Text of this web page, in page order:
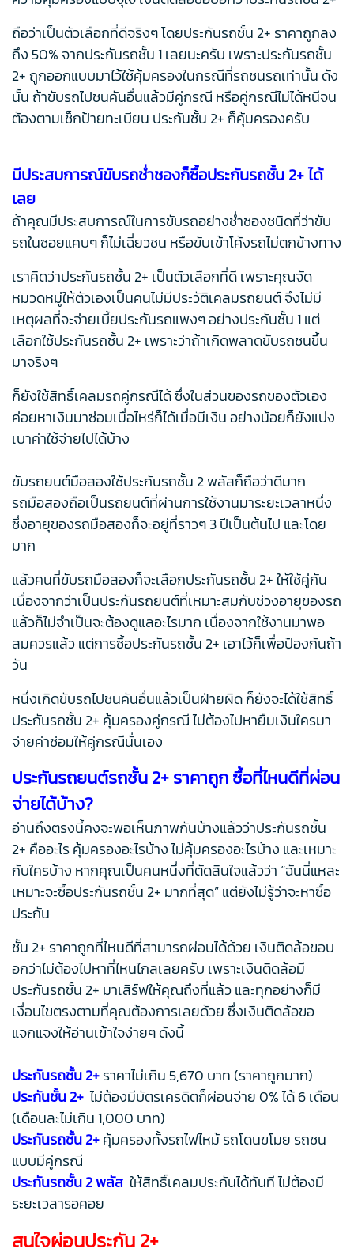
ถือว่าเป็นตัวเลือกที่ดีจริงๆ โดยประกันรถชั้น 2+ ราคาถูกลง
ถึง 50% จากประกันรถชั้น 1 เลยนะครับ เพราะประกันรถชั้น
2+ ถูกออกแบบมาไว้ใช้คุ้มครองในกรณีที่รถชนรถเท่านั้น ดัง
นั้น ถ้าขับรถไปชนคันอื่นแล้วมีคู่กรณี หรือคู่กรณีไม่ได้หนีจน
ต้องตามเช็กป้ายทะเบียน ประกันชั้น 2+ ก็คุ้มครองครับ
มีประสบการณ์ขับรถช่ำชองก็ซื้อประกันรถชั้น 2+ ได้
เลย
ถ้าคุณมีประสบการณ์ในการขับรถอย่างช่ำชองชนิดที่ว่าขับ
รถในซอยแคบๆ ก็ไม่เฉี่ยวชน หรือขับเข้าโค้งรถไม่ตกข้างทาง
เราคิดว่าประกันรถชั้น 2+ เป็นตัวเลือกที่ดี เพราะคุณจัด
หมวดหมู่ให้ตัวเองเป็นคนไม่มีประวัติเคลมรถยนต์ จึงไม่มี
เหตุผลที่จะจ่ายเบี้ยประกันรถแพงๆ อย่างประกันชั้น 1 แต่
เลือกใช้ประกันรถชั้น 2+ เพราะว่าถ้าเกิดพลาดขับรถชนขึ้น
มาจริงๆ
ก็ยังใช้สิทธิ์เคลมรถคู่กรณีได้ ซึ่งในส่วนของรถของตัวเอง
ค่อยหาเงินมาซ่อมเมื่อไหร่ก็ได้เมื่อมีเงิน อย่างน้อยก็ยังแบ่ง
เบาค่าใช้จ่ายไปได้บ้าง
ขับรถยนต์มือสองใช้ประกันรถชั้น 2 พลัสก็ถือว่าดีมาก
รถมือสองถือเป็นรถยนต์ที่ผ่านการใช้งานมาระยะเวลาหนึ่ง
ซึ่งอายุของรถมือสองก็จะอยู่ที่ราวๆ 3 ปีเป็นต้นไป และโดย
มาก
แล้วคนที่ขับรถมือสองก็จะเลือกประกันรถชั้น 2+ ให้ใช้คู่กัน
เนื่องจากว่าเป็นประกันรถยนต์ที่เหมาะสมกับช่วงอายุของรถ
แล้วก็ไม่จำเป็นจะต้องดูแลอะไรมาก เนื่องจากใช้งานมาพอ
สมควรแล้ว แต่การซื้อประกันรถชั้น 2+ เอาไว้ก็เพื่อป้องกันถ้า
วัน
หนึ่งเกิดขับรถไปชนคันอื่นแล้วเป็นฝ่ายผิด ก็ยังจะได้ใช้สิทธิ์
ประกันรถชั้น 2+ คุ้มครองคู่กรณี ไม่ต้องไปหายืมเงินใครมา
จ่ายค่าซ่อมให้คู่กรณีนั่นเอง
ประกันรถยนต์รถชั้น 2+ ราคาถูก ซื้อที่ไหนดีที่ผ่อน
จ่ายได้บ้าง?
อ่านถึงตรงนี้คงจะพอเห็นภาพกันบ้างแล้วว่าประกันรถชั้น
2+ คืออะไร คุ้มครองอะไรบ้าง ไม่คุ้มครองอะไรบ้าง และเหมาะ
กับใครบ้าง หากคุณเป็นคนหนึ่งที่ตัดสินใจแล้วว่า “ฉันนี่แหละ
เหมาะจะซื้อประกันรถชั้น 2+ มากที่สุด” แต่ยังไม่รู้ว่าจะหาซื้อ
ประกัน
ชั้น 2+ ราคาถูกที่ไหนดีที่สามารถผ่อนได้ด้วย เงินติดล้อขอบ
อกว่าไม่ต้องไปหาที่ไหนไกลเลยครับ เพราะเงินติดล้อมี
ประกันรถชั้น 2+ มาเสิร์ฟให้คุณถึงที่แล้ว และทุกอย่างก็มี
เงื่อนไขตรงตามที่คุณต้องการเลยด้วย ซึ่งเงินติดล้อขอ
แจกแจงให้อ่านเข้าใจง่ายๆ ดังนี้
ประกันรถชั้น 2+ราคาไม่เกิน 5,670 บาท (ราคาถูกมาก)
ประกันชั้น 2+ ไม่ต้องมีบัตรเครดิตก็ผ่อนจ่าย 0% ได้ 6 เดือน
(เดือนละไม่เกิน 1,000 บาท)
ประกันรถชั้น 2+คุ้มครองทั้งรถไฟไหม้ รถโดนขโมย รถชน
แบบมีคู่กรณี
ประกันรถชั้น 2 พลัส ให้สิทธิ์เคลมประกันได้ทันที ไม่ต้องมี
ระยะเวลารอคอย
สนใจผ่อนประกัน 2+